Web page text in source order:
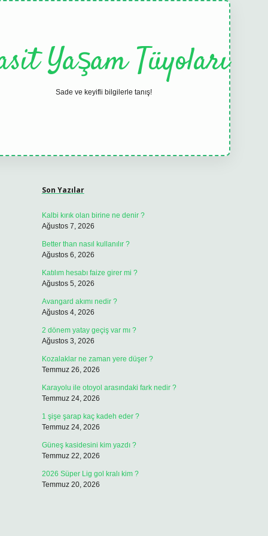
Yaşam Tüyoları
Sade ve keyifli bilgilerle tanış!
Son Yazılar
Kalbi kırık olan birine ne denir ?
Ağustos 7, 2026
Better than nasıl kullanılır ?
Ağustos 6, 2026
Katılım hesabı faize girer mi ?
Ağustos 5, 2026
Avangard akımı nedir ?
Ağustos 4, 2026
2 dönem yatay geçiş var mı ?
Ağustos 3, 2026
Kozalaklar ne zaman yere düşer ?
Temmuz 26, 2026
Karayolu ile otoyol arasındaki fark nedir ?
Temmuz 24, 2026
1 şişe şarap kaç kadeh eder ?
Temmuz 24, 2026
Güneş kasidesini kim yazdı ?
Temmuz 22, 2026
2026 Süper Lig gol kralı kim ?
Temmuz 20, 2026